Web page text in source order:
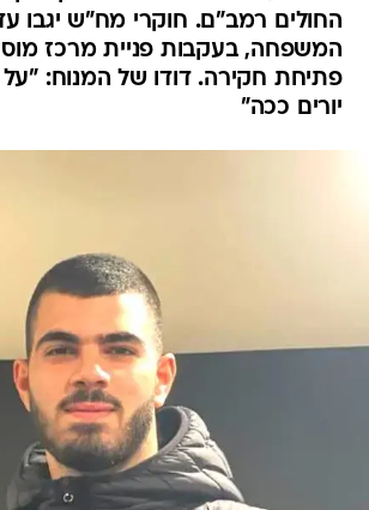
החולים רמב"ם. חוקרי מח"ש יגבו
המשפחה, בעקבות פניית מרכז
פתיחת חקירה. דודו של המנוח: "על
יורים ככה"